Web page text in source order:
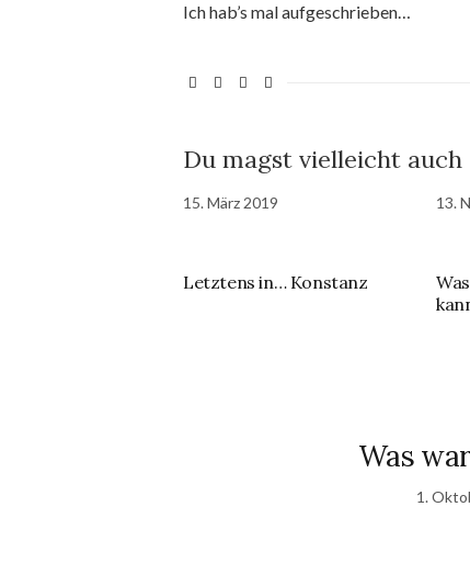
Ich hab’s mal aufgeschrieben…
Du magst vielleicht auch
15. März 2019
Letztens in… Konstanz
13.
Was
1.